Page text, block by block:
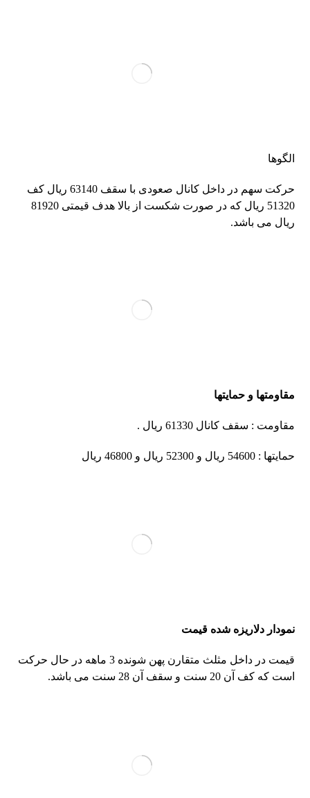
الگوها
حرکت سهم در داخل کانال صعودی با سقف 63140 ریال کف
51320 ریال که در صورت شکست از بالا هدف قیمتی 81920
ریال می باشد.
مقاومتها و حمایتها
مقاومت : سقف کانال 61330 ریال .
حمایتها : 54600 ریال و 52300 ریال و 46800 ریال
نمودار دلاریزه شده قیمت
قیمت در داخل مثلث متقارن پهن شونده 3 ماهه در حال حرکت
است که کف آن 20 سنت و سقف آن 28 سنت می باشد.